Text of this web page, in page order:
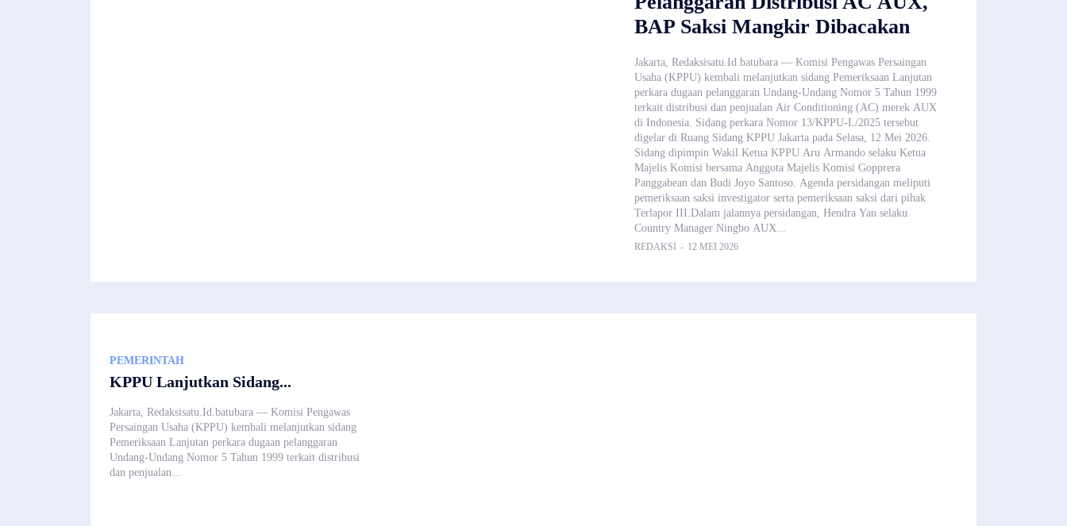
BAP Saksi Mangkir Dibacakan
Jakarta, Redaksisatu.Id.batubara — Komisi Pengawas Persaingan
Usaha (KPPU) kembali melanjutkan sidang Pemeriksaan Lanjutan
perkara dugaan pelanggaran Undang-Undang Nomor 5 Tahun 1999
terkait distribusi dan penjualan Air Conditioning (AC) merek AUX
di Indonesia. Sidang perkara Nomor 13/KPPU-L/2025 tersebut
digelar di Ruang Sidang KPPU Jakarta pada Selasa, 12 Mei 2026.
Sidang dipimpin Wakil Ketua KPPU Aru Armando selaku Ketua
Majelis Komisi bersama Anggota Majelis Komisi Gopprera
Panggabean dan Budi Joyo Santoso. Agenda persidangan meliputi
pemeriksaan saksi investigator serta pemeriksaan saksi dari pihak
Terlapor III.Dalam jalannya persidangan, Hendra Yan selaku
Country Manager Ningbo AUX...
REDAKSI - 12 MEI 2026
PEMERINTAH
KPPU Lanjutkan Sidang...
Jakarta, Redaksisatu.Id.batubara — Komisi Pengawas
Persaingan Usaha (KPPU) kembali melanjutkan sidang
Pemeriksaan Lanjutan perkara dugaan pelanggaran
Undang-Undang Nomor 5 Tahun 1999 terkait distribusi
dan penjualan...